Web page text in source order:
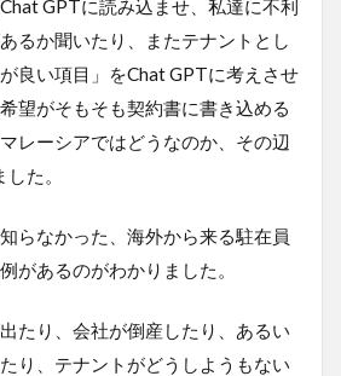
GPTに読み込ませ、私達に不利
るか聞いたり、またテナントとし
良い項目」をChat GPTに考えさせ
望がそもそも契約書に書き込める
レーシアではどうなのか、その辺
た。
らなかった、海外から来る駐在員
があるのがわかりました。
たり、会社が倒産したり、あるい
り、テナントがどうしようもない